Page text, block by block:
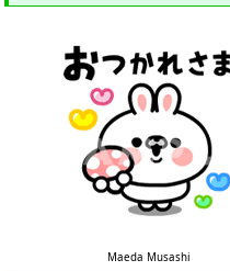
Maeda Musashi